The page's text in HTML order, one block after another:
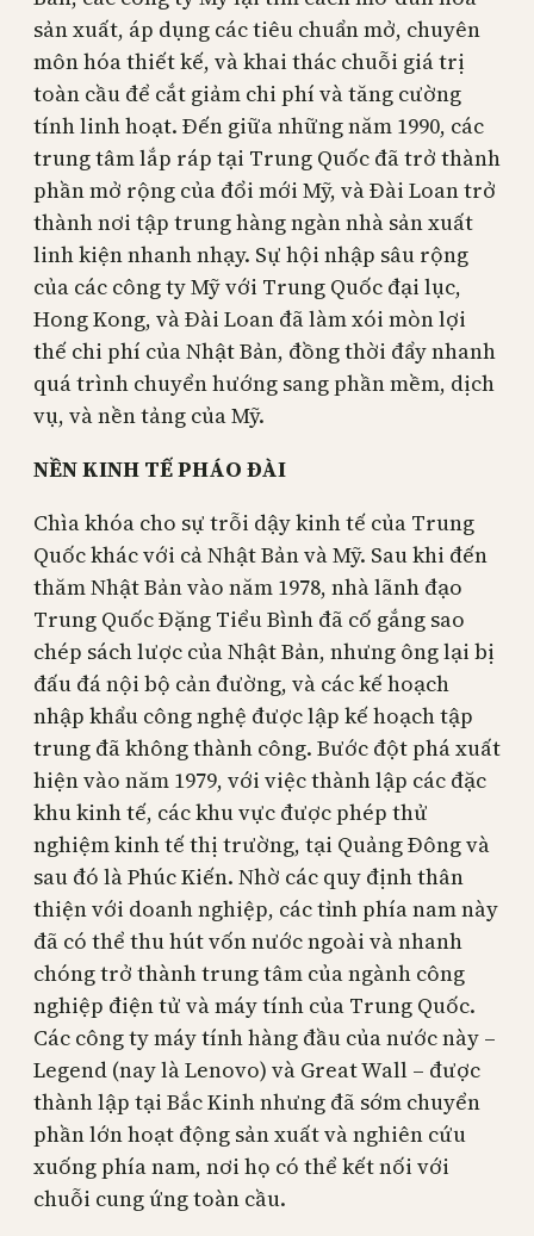
sản xuất, áp dụng các tiêu chuẩn mở, chuyên
môn hóa thiết kế, và khai thác chuỗi giá trị
toàn cầu để cắt giảm chi phí và tăng cường
tính linh hoạt. Đến giữa những năm 1990, các
trung tâm lắp ráp tại Trung Quốc đã trở thành
phần mở rộng của đổi mới Mỹ, và Đài Loan trở
thành nơi tập trung hàng ngàn nhà sản xuất
linh kiện nhanh nhạy. Sự hội nhập sâu rộng
của các công ty Mỹ với Trung Quốc đại lục,
Hong Kong, và Đài Loan đã làm xói mòn lợi
thế chi phí của Nhật Bản, đồng thời đẩy nhanh
quá trình chuyển hướng sang phần mềm, dịch
vụ, và nền tảng của Mỹ.
NỀN KINH TẾ PHÁO ĐÀI
Chìa khóa cho sự trỗi dậy kinh tế của Trung
Quốc khác với cả Nhật Bản và Mỹ. Sau khi đến
thăm Nhật Bản vào năm 1978, nhà lãnh đạo
Trung Quốc Đặng Tiểu Bình đã cố gắng sao
chép sách lược của Nhật Bản, nhưng ông lại bị
đấu đá nội bộ cản đường, và các kế hoạch
nhập khẩu công nghệ được lập kế hoạch tập
trung đã không thành công. Bước đột phá xuất
hiện vào năm 1979, với việc thành lập các đặc
khu kinh tế, các khu vực được phép thử
nghiệm kinh tế thị trường, tại Quảng Đông và
sau đó là Phúc Kiến. Nhờ các quy định thân
thiện với doanh nghiệp, các tỉnh phía nam này
đã có thể thu hút vốn nước ngoài và nhanh
chóng trở thành trung tâm của ngành công
nghiệp điện tử và máy tính của Trung Quốc.
Các công ty máy tính hàng đầu của nước này –
Legend (nay là Lenovo) và Great Wall – được
thành lập tại Bắc Kinh nhưng đã sớm chuyển
phần lớn hoạt động sản xuất và nghiên cứu
xuống phía nam, nơi họ có thể kết nối với
chuỗi cung ứng toàn cầu.